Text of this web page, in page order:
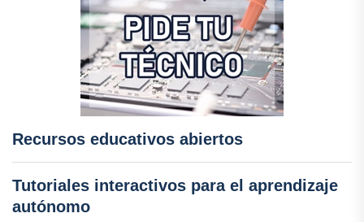
Recursos educativos abiertos
Tutoriales interactivos para el aprendizaje
autónomo